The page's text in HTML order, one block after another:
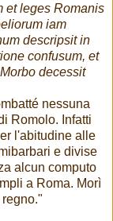
et leges Romanis
iam
descripsit in
confusum, et
decessit
nessuna
Romolo. Infatti
l'abitudine alle
e divise
alcun computo
a Roma. Morì